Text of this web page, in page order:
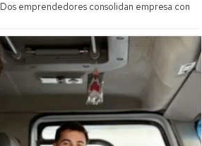
Dos emprendedores consolidan empresa con